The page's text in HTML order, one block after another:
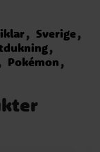
Sverige
Pokémon